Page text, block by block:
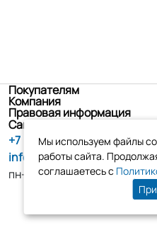
Покупателям
Компания
Правовая информация
Санкт-Петербург, ул.
+7 (800) 555-86-90
info@tk-elko.ru
пн-пт, 10:00 - 18:00
Мы используем файлы
работы сайта.
соглашаетесь с